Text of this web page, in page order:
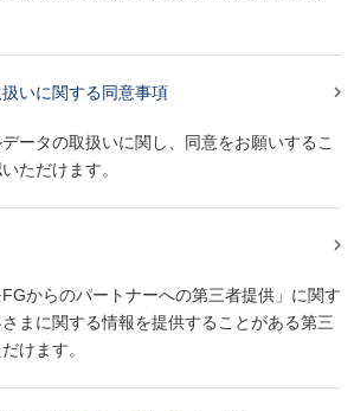
いに関する同意事項 
ータの取扱いに関し、同意をお願いするこ
ただけます。

FGからのパートナーへの第三者提供」に関す
まに関する情報を提供することがある第三
けます。